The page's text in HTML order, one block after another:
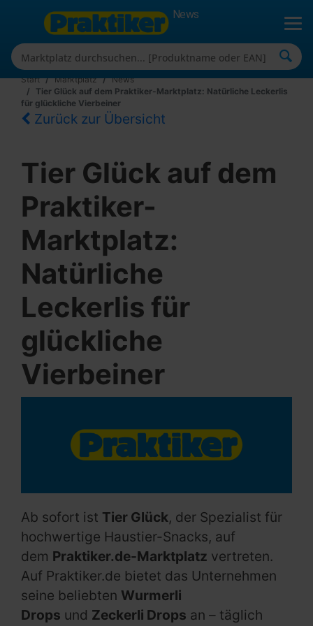
News
Start Marktplatz
News
Tier Glück auf dem Praktiker-Marktplatz: Natürliche Leckerlis
für glückliche Vierbeiner
Zurück zur Übersicht
Tier Glück auf dem
Praktiker-
Marktplatz:
Natürliche
Leckerlis für
glückliche
Vierbeiner
Ab sofort ist Tier Glück, der Spezialist für
hochwertige Haustier-Snacks, auf
dem Praktiker.de-Marktplatz vertreten.
Auf Praktiker.de bietet das Unternehmen
seine beliebten Wurmerli
Drops und Zeckerli Drops an – täglich